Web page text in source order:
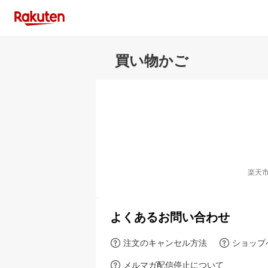
買い物かご
楽天
よくあるお問い合わせ
注文のキャンセル方法 ショッ
メルマガ配信停止について